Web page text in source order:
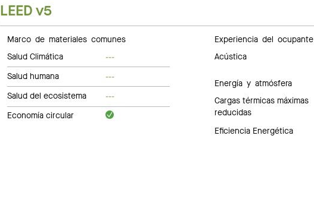
LEED v5
Marco de materiales comunes
Salud Climática
---
Salud humana
---
Salud del ecosistema
---
Economía circular
Experiencia del ocupante
Acústica
Energía y atmósfera
Cargas térmicas máximas
reducidas
Eficiencia Energética